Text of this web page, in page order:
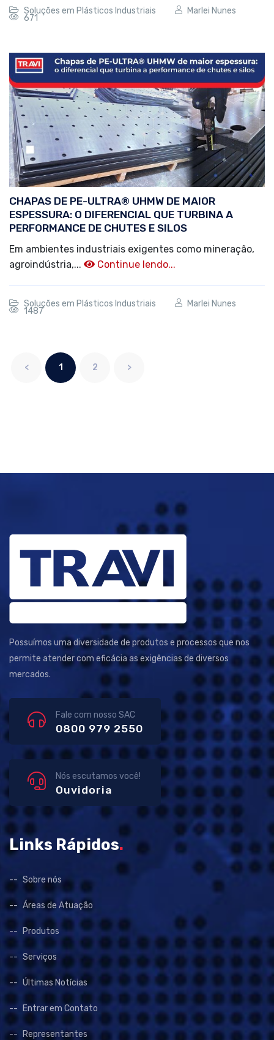
Soluções em Plásticos Industriais Marlei Nunes
671
CHAPAS DE PE-ULTRA® UHMW DE MAIOR
ESPESSURA: O DIFERENCIAL QUE TURBINA A
PERFORMANCE DE CHUTES E SILOS
Em ambientes industriais exigentes como mineração,
agroindústria,...
Continue lendo...
Soluções em Plásticos Industriais Marlei Nunes
1487
< 1 2 >
Possuímos uma diversidade de produtos e processos que nos
permite atender com eficácia as exigências de diversos
mercados.
Fale com nosso SAC
0800 979 2550
Nós escutamos você!
Ouvidoria
Links Rápidos.
Sobre nós
Áreas de Atuação
Produtos
Serviços
Últimas Notícias
Entrar em Contato
Representantes